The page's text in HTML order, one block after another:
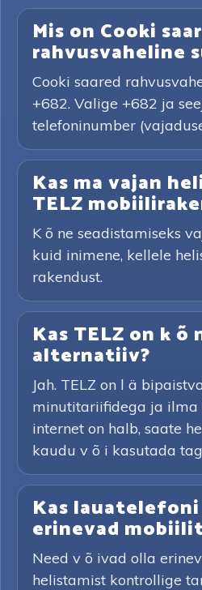
Mis on Cooki
rahvusvaheline
Cooki saared
+682. Valige +682 ja
telefoninumber
Kas ma vajan
TELZ
K õ ne seadistamiseks
kuid inimene, kellele
rakendust.
Kas TELZ on k õ
alternatiiv?
Jah. TELZ on l ä
minutitariifidega ja ilma
internet on halb, saate
kaudu v õ i kasutada
Kas
erinevad
Need v õ ivad olla
helistamist kontrollige